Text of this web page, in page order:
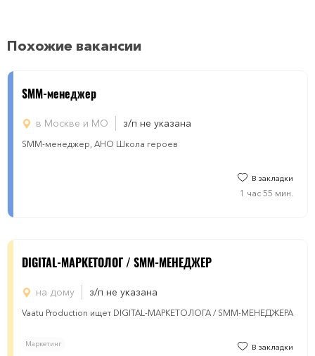
Похожие вакансии
SMM-менеджер
в Москве и МО з/п не указана
SMM-менеджер, АНО Школа героев
В закладки
1 час 55 мин.
DIGITAL-МАРКЕТОЛОГ / SMM-МЕНЕДЖЕР
на дому з/п не указана
Vaatu Production ищет DIGITAL-МАРКЕТОЛОГА / SMM-МЕНЕДЖЕРА
Маркетинг В закладки